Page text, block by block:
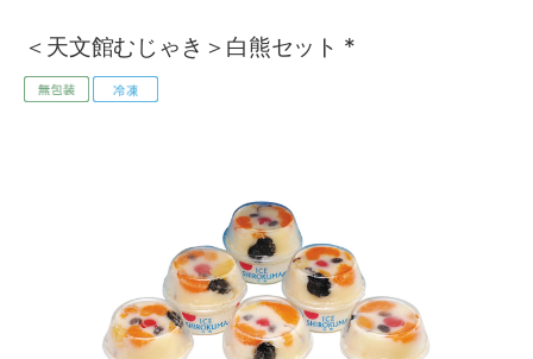
＜天文館むじゃき＞白熊セット *